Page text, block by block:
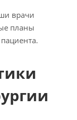
врачи
планы